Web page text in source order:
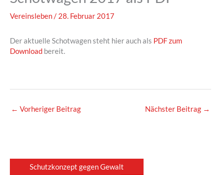
Vereinsleben/ 28. Februar 2017
Der aktuelle Schotwagen steht hier auch als PDF zum
Download bereit.
← Vorheriger Beitrag Nächster Beitrag →
Schutzkonzept gegen Gewalt